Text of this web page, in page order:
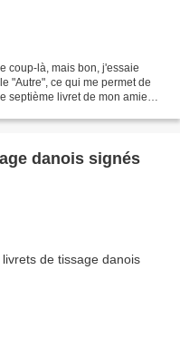
coup-là, mais bon, j'essaie
"Autre", ce qui me permet de
septième livret de mon amie
danois signés